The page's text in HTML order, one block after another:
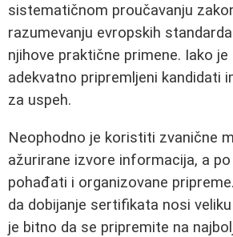
sistematičnom proučavanju
razumevanju evropskih
njihove praktične primene. Iako
adekvatno pripremljeni kandidati
za uspeh.
Neophodno je koristiti zvanične
ažurirane izvore informacija, a
pohađati i organizovane
da dobijanje sertifikata nosi
je bitno da se pripremite na